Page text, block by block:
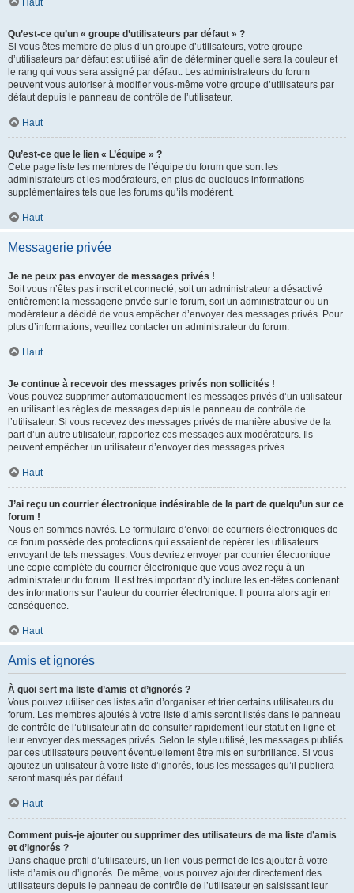
Haut
Qu’est-ce qu’un « groupe d’utilisateurs par défaut » ?
Si vous êtes membre de plus d’un groupe d’utilisateurs, votre groupe
d’utilisateurs par défaut est utilisé afin de déterminer quelle sera la couleur et
le rang qui vous sera assigné par défaut. Les administrateurs du forum
peuvent vous autoriser à modifier vous-même votre groupe d’utilisateurs par
défaut depuis le panneau de contrôle de l’utilisateur.
Haut
Qu’est-ce que le lien « L’équipe » ?
Cette page liste les membres de l’équipe du forum que sont les
administrateurs et les modérateurs, en plus de quelques informations
supplémentaires tels que les forums qu’ils modèrent.
Haut
Messagerie privée
Je ne peux pas envoyer de messages privés !
Soit vous n’êtes pas inscrit et connecté, soit un administrateur a désactivé
entièrement la messagerie privée sur le forum, soit un administrateur ou un
modérateur a décidé de vous empêcher d’envoyer des messages privés. Pour
plus d’informations, veuillez contacter un administrateur du forum.
Haut
Je continue à recevoir des messages privés non sollicités !
Vous pouvez supprimer automatiquement les messages privés d’un utilisateur
en utilisant les règles de messages depuis le panneau de contrôle de
l’utilisateur. Si vous recevez des messages privés de manière abusive de la
part d’un autre utilisateur, rapportez ces messages aux modérateurs. Ils
peuvent empêcher un utilisateur d’envoyer des messages privés.
Haut
J’ai reçu un courrier électronique indésirable de la part de quelqu’un sur ce
forum !
Nous en sommes navrés. Le formulaire d’envoi de courriers électroniques de
ce forum possède des protections qui essaient de repérer les utilisateurs
envoyant de tels messages. Vous devriez envoyer par courrier électronique
une copie complète du courrier électronique que vous avez reçu à un
administrateur du forum. Il est très important d’y inclure les en-têtes contenant
des informations sur l’auteur du courrier électronique. Il pourra alors agir en
conséquence.
Haut
Amis et ignorés
À quoi sert ma liste d’amis et d’ignorés ?
Vous pouvez utiliser ces listes afin d’organiser et trier certains utilisateurs du
forum. Les membres ajoutés à votre liste d’amis seront listés dans le panneau
de contrôle de l’utilisateur afin de consulter rapidement leur statut en ligne et
leur envoyer des messages privés. Selon le style utilisé, les messages publiés
par ces utilisateurs peuvent éventuellement être mis en surbrillance. Si vous
ajoutez un utilisateur à votre liste d’ignorés, tous les messages qu’il publiera
seront masqués par défaut.
Haut
Comment puis-je ajouter ou supprimer des utilisateurs de ma liste d’amis
et d’ignorés ?
Dans chaque profil d’utilisateurs, un lien vous permet de les ajouter à votre
liste d’amis ou d’ignorés. De même, vous pouvez ajouter directement des
utilisateurs depuis le panneau de contrôle de l’utilisateur en saisissant leur